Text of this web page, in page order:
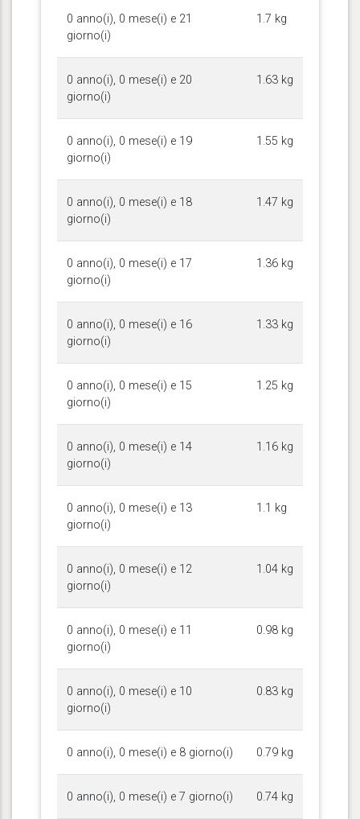
0 anno(i), 0 mese(i) e 21
giorno(i)
1.7 kg
0 anno(i), 0 mese(i) e 20
giorno(i)
1.63 kg
0 anno(i), 0 mese(i) e 19
giorno(i)
1.55 kg
0 anno(i), 0 mese(i) e 18
giorno(i)
1.47 kg
0 anno(i), 0 mese(i) e 17
giorno(i)
1.36 kg
0 anno(i), 0 mese(i) e 16
giorno(i)
1.33 kg
0 anno(i), 0 mese(i) e 15
giorno(i)
1.25 kg
0 anno(i), 0 mese(i) e 14
giorno(i)
1.16 kg
0 anno(i), 0 mese(i) e 13
giorno(i)
1.1 kg
0 anno(i), 0 mese(i) e 12
giorno(i)
1.04 kg
0 anno(i), 0 mese(i) e 11
giorno(i)
0.98 kg
0 anno(i), 0 mese(i) e 10
giorno(i)
0.83 kg
0 anno(i), 0 mese(i) e 8 giorno(i) 0.79 kg
0 anno(i), 0 mese(i) e 7 giorno(i) 0.74 kg